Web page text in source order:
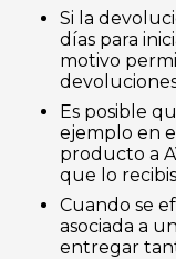
Si la
días para
motivo
Es posible
ejemplo en
producto a
que lo
Cuando se
asociada a
entregar